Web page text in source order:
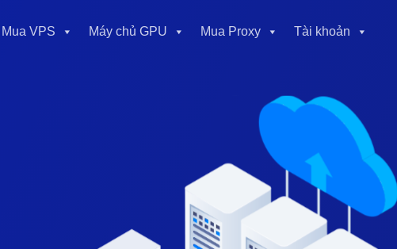
Mua VPS Máy chủ GPU Mua Proxy Tài khoản